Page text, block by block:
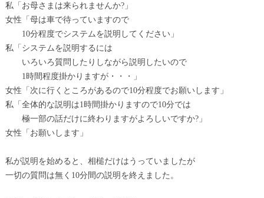
私「お母さまは来られませんか?」
女性「母は車で待っていますので
10分程度でシステムを説明してください」
私「システムを説明するには
いろいろ質問したりしながら説明したいので
1時間程度掛かりますが・・・」
女性「次に行くところがあるので10分程度でお願いします」
私「全体的な説明は1時間掛かりますので10分では
極一部の話だけに終わりますがよろしいですか?」
女性「お願いします」
私が説明を始めると、相槌だけはうっていましたが
一切の質問は無く10分間の説明を終えました。